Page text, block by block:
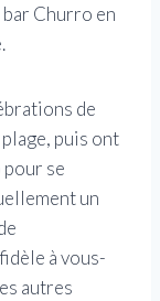
Churro en
de
puis ont
se
un
à vous-
autres